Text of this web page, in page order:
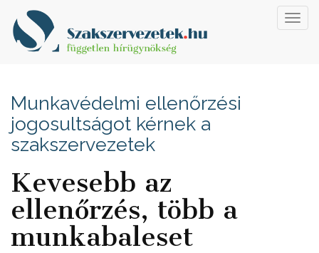
Munkavédelmi ellenőrzési
jogosultságot kérnek a
szakszervezetek
Kevesebb az
ellenőrzés, több a
munkabaleset